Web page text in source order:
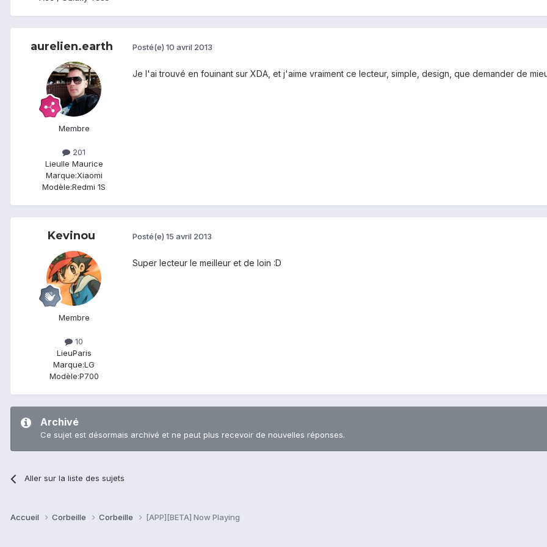
aurelien.earth
Membre
201
LieuIle Maurice
Marque:Xiaomi
Modèle:Redmi 1S
Posté(e) 10 avril 2013
Je l'ai trouvé en fouinant sur XDA, et j'aime vraiment ce lecteur, simple, design, que demander de
Kevinou
Membre
10
LieuParis
Marque:LG
Modèle:P700
Posté(e) 15 avril 2013
Super lecteur le meilleur et de loin :D
Archivé
Ce sujet est désormais archivé et ne peut plus recevoir de nouvelles réponses.
Aller sur la liste des sujets
Accueil Corbeille Corbeille [APP][BETA] Now Playing